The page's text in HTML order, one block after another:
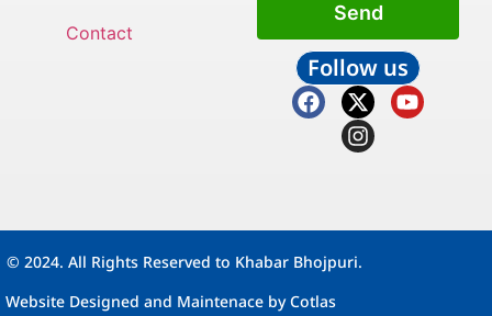
Contact
Send
Follow us
© 2024. All Rights Reserved to Khabar Bhojpuri.
Website Designed and Maintenace byCotlas